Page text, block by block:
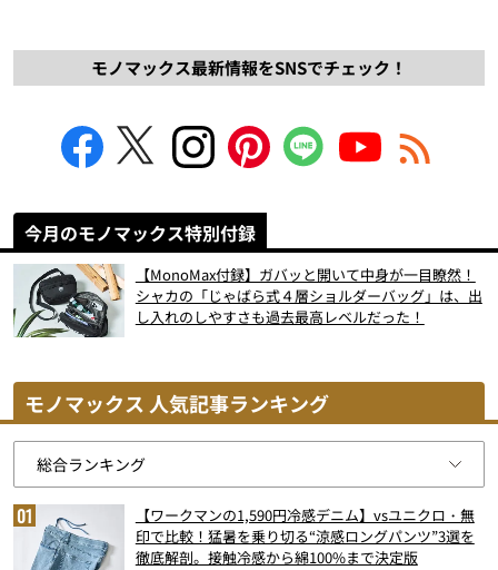
モノマックス最新情報をSNSでチェック！
今月のモノマックス特別付録
【MonoMax付録】ガバッと開いて中身が一目瞭然！
シャカの「じゃばら式４層ショルダーバッグ」は、出
し入れのしやすさも過去最高レベルだった！
モノマックス 人気記事ランキング
【ワークマンの1,590円冷感デニム】vsユニクロ・無
印で比較！猛暑を乗り切る“涼感ロングパンツ”3選を
徹底解剖。接触冷感から綿100%まで決定版